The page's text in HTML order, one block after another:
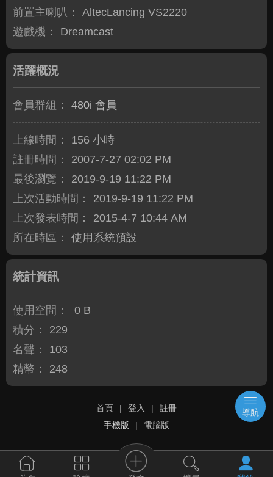
前置主喇叭：
AltecLancing VS2220
遊戲機：
Dreamcast
活躍概況
會員群組： 480i 會員
上線時間：
156 小時
註冊時間：
2007-7-27 02:02 PM
最後瀏覽：
2019-9-19 11:22 PM
上次活動時間：
2019-9-19 11:22 PM
上次發表時間：
2015-4-7 10:44 AM
所在時區：
使用系統預設
統計資訊
使用空間：
0 B
積分：
229
名聲：
103
精幣：
248
首頁 | 登入 |
註冊
手機版
| 電腦版
導航